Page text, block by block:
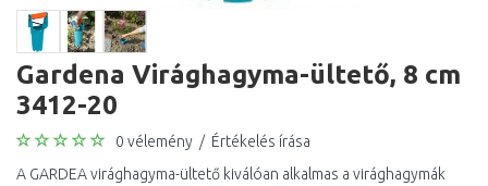
Gardena Virághagyma-ültető, 8 cm
3412-20
0 vélemény / Értékelés írása
A GARDEA virághagyma-ültető kiválóan alkalmas a virághagymák